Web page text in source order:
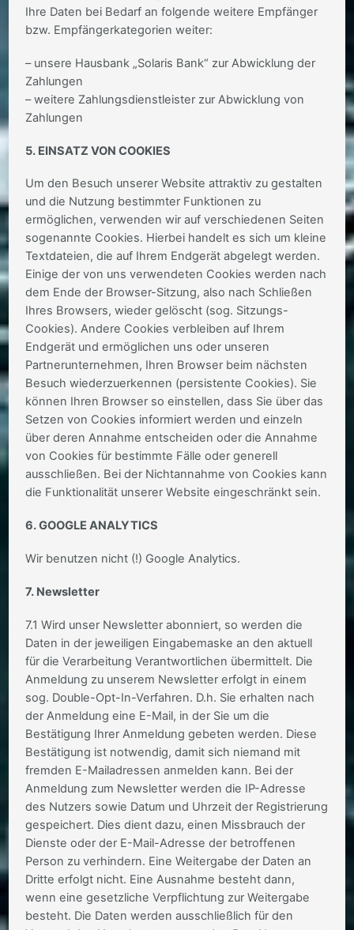
Ihre Daten bei Bedarf an folgende weitere Empfänger
bzw. Empfängerkategorien weiter:
– unsere Hausbank „Solaris Bank“ zur Abwicklung der
Zahlungen
– weitere Zahlungsdienstleister zur Abwicklung von
Zahlungen
5. EINSATZ VON COOKIES
Um den Besuch unserer Website attraktiv zu gestalten
und die Nutzung bestimmter Funktionen zu
ermöglichen, verwenden wir auf verschiedenen Seiten
sogenannte Cookies. Hierbei handelt es sich um kleine
Textdateien, die auf Ihrem Endgerät abgelegt werden.
Einige der von uns verwendeten Cookies werden nach
dem Ende der Browser-Sitzung, also nach Schließen
Ihres Browsers, wieder gelöscht (sog. Sitzungs-
Cookies). Andere Cookies verbleiben auf Ihrem
Endgerät und ermöglichen uns oder unseren
Partnerunternehmen, Ihren Browser beim nächsten
Besuch wiederzuerkennen (persistente Cookies). Sie
können Ihren Browser so einstellen, dass Sie über das
Setzen von Cookies informiert werden und einzeln
über deren Annahme entscheiden oder die Annahme
von Cookies für bestimmte Fälle oder generell
ausschließen. Bei der Nichtannahme von Cookies kann
die Funktionalität unserer Website eingeschränkt sein.
6. GOOGLE ANALYTICS
Wir benutzen nicht (!) Google Analytics.
7. Newsletter
7.1 Wird unser Newsletter abonniert, so werden die
Daten in der jeweiligen Eingabemaske an den aktuell
für die Verarbeitung Verantwortlichen übermittelt. Die
Anmeldung zu unserem Newsletter erfolgt in einem
sog. Double-Opt-In-Verfahren. D.h. Sie erhalten nach
der Anmeldung eine E-Mail, in der Sie um die
Bestätigung Ihrer Anmeldung gebeten werden. Diese
Bestätigung ist notwendig, damit sich niemand mit
fremden E-Mailadressen anmelden kann. Bei der
Anmeldung zum Newsletter werden die IP-Adresse
des Nutzers sowie Datum und Uhrzeit der Registrierung
gespeichert. Dies dient dazu, einen Missbrauch der
Dienste oder der E-Mail-Adresse der betroffenen
Person zu verhindern. Eine Weitergabe der Daten an
Dritte erfolgt nicht. Eine Ausnahme besteht dann,
wenn eine gesetzliche Verpflichtung zur Weitergabe
besteht. Die Daten werden ausschließlich für den